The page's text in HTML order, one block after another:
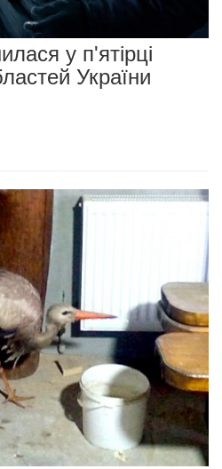
у п'ятірці
України